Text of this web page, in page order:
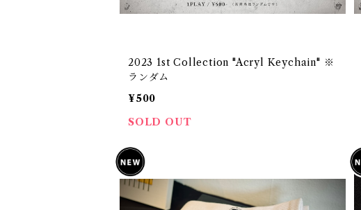
2023 1st Collection "Acryl Keychain" ※
ランダム
¥500
SOLD OUT